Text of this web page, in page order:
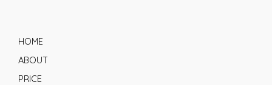
HOME
ABOUT
PRICE